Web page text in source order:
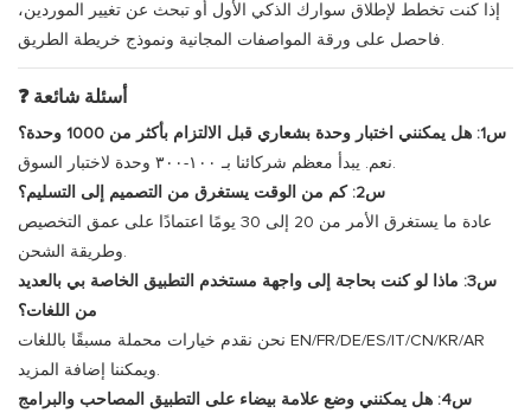
إذا كنت تخطط لإطلاق سوارك الذكي الأول أو تبحث عن تغيير الموردين،
فاحصل على ورقة المواصفات المجانية ونموذج خريطة الطريق.
❓ أسئلة شائعة
س1: هل يمكنني اختبار وحدة بشعاري قبل الالتزام بأكثر من 1000 وحدة؟
نعم. يبدأ معظم شركائنا بـ ١٠٠-٣٠٠ وحدة لاختبار السوق.
س2: كم من الوقت يستغرق من التصميم إلى التسليم؟
عادة ما يستغرق الأمر من 20 إلى 30 يومًا اعتمادًا على عمق التخصيص
وطريقة الشحن.
س3: ماذا لو كنت بحاجة إلى واجهة مستخدم التطبيق الخاصة بي بالعديد
من اللغات؟
نحن نقدم خيارات محملة مسبقًا باللغات EN/FR/DE/ES/IT/CN/KR/AR
ويمكننا إضافة المزيد.
س4: هل يمكنني وضع علامة بيضاء على التطبيق المصاحب والبرامج